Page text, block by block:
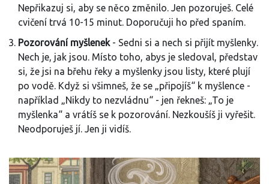
Nepřikazuj si, aby se něco změnilo. Jen pozoruješ. Celé
cvičení trvá 10-15 minut. Doporučuji ho před spaním.
Pozorování myšlenek- Sedni si a nech si přijít myšlenky.
Nech je, jak jsou. Místo toho, abys je sledoval, představ
si, že jsi na břehu řeky a myšlenky jsou listy, které plují
po vodě. Když si všimneš, že se „připojíš“ k myšlence -
například „Nikdy to nezvládnu“ - jen řekneš: „To je
myšlenka“ a vrátíš se k pozorování. Nezkoušíš ji vyřešit.
Neodporuješ jí. Jen ji vidíš.